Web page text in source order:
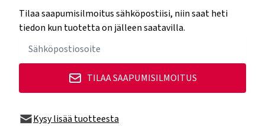
Tilaa saapumisilmoitus sähköpostiisi, niin saat heti
tiedon kun tuotetta on jälleen saatavilla.
TILAA SAAPUMISILMOITUS
Kysy lisää tuotteesta